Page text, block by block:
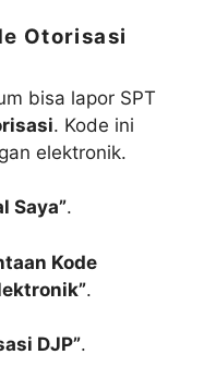
Otorisasi
bisa lapor SPT
. Kode ini
elektronik.
Saya”.
Kode
.
DJP”.